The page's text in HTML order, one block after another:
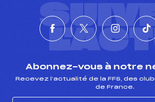
Abonnez-vous à notre
Recevez l’actualité de la FFS, des
de France.